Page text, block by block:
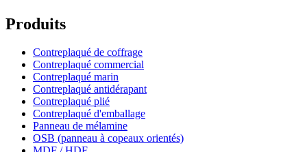
Produits
Contreplaqué de coffrage
Contreplaqué commercial
Contreplaqué marin
Contreplaqué antidérapant
Contreplaqué plié
Contreplaqué d'emballage
Panneau de mélamine
OSB (panneau à copeaux orientés)